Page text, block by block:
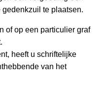
te plaatsen.
of op een particulier graf
heeft u schriftelijke
van het